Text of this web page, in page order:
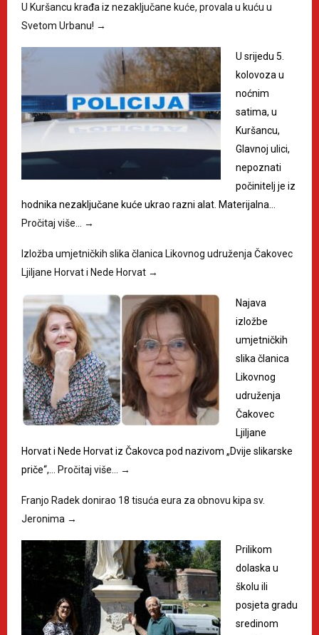
U Kuršancu krađa iz nezaključane kuće, provala u kuću u
Svetom Urbanu! →
U srijedu 5.
kolovoza u
noćnim
satima, u
Kuršancu,
Glavnoj ulici,
nepoznati
počinitelj je iz
hodnika nezaključane kuće ukrao razni alat. Materijalna…
Pročitaj više…
→
Izložba umjetničkih slika članica Likovnog udruženja Čakovec
Ljiljane Horvat i Nede Horvat →
Najava
izložbe
umjetničkih
slika članica
Likovnog
udruženja
Čakovec
Ljiljane
Horvat i Nede Horvat iz Čakovca pod nazivom „Dvije slikarske
priče“,…
Pročitaj više… →
Franjo Radek donirao 18 tisuća eura za obnovu kipa sv.
Jeronima →
Prilikom
dolaska u
školu ili
posjeta gradu
sredinom